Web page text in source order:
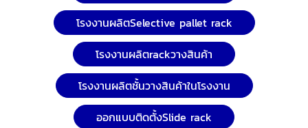
โรงงานผลิตSelective pallet rack
โรงงานผลิตrackวางสินค้า
โรงงานผลิตชั้นวางสินค้าในโรงงาน
ออกแบบติดตั้งSlide rack